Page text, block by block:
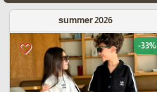
summer 2026
favorite_border -33%